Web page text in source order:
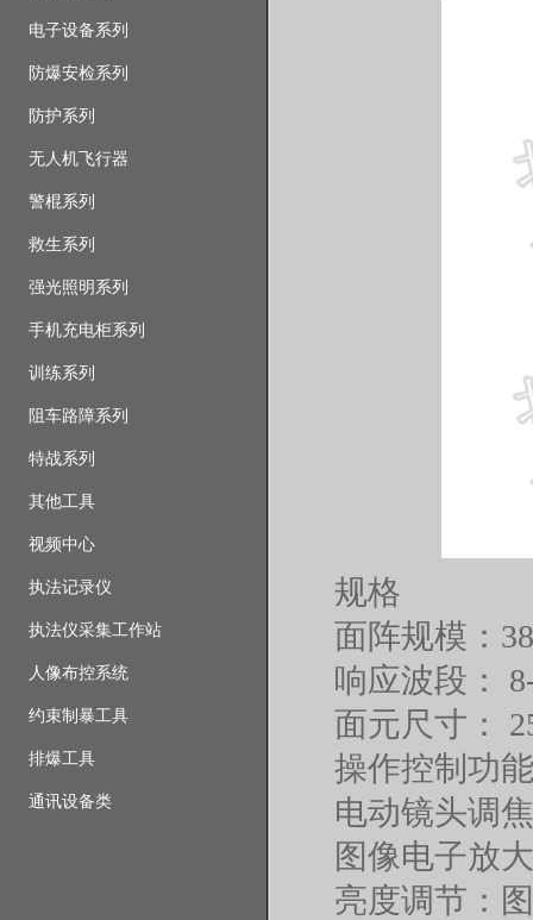
电子设备系列
防爆安检系列
防护系列
无人机飞行器
警棍系列
救生系列
强光照明系列
手机充电柜系列
训练系列
阻车路障系列
特战系列
其他工具
视频中心
执法记录仪
执法仪采集工作站
人像布控系统
约束制暴工具
排爆工具
通讯设备类
规格
面阵规模
响应波段
面元尺寸
操作
电动镜头调
图像电子放
亮度调节